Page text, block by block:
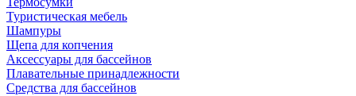
Туристическая мебель
Шампуры
Щепа для копчения
Аксессуары для бассейнов
Плавательные принадлежности
Средства для бассейнов